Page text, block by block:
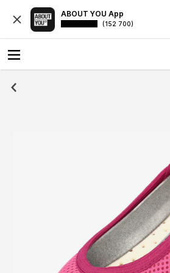
ABOUT YOU App
(152 700)